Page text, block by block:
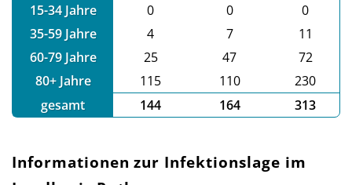
15-34 Jahre
0 0
0
35-59 Jahre
4 7
11
60-79 Jahre
25 47
72
80+ Jahre
115 110
230
gesamt
144 164 313
Informationen zur Infektionslage im